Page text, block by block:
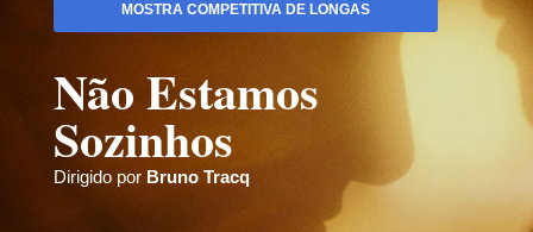
MOSTRA COMPETITIVA DE LONGAS
Não Estamos
Sozinhos
Dirigido por Bruno Tracq